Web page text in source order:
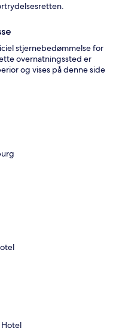
stjernebedømmelse for
overnatningssted er
og vises på denne side
Hotel